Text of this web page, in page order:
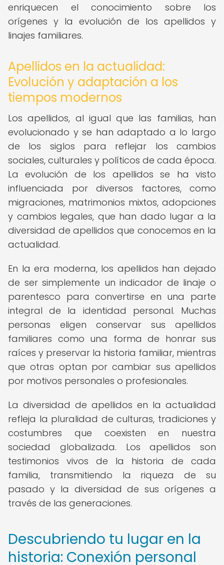
enriquecen el conocimiento sobre los
orígenes y la evolución de los apellidos y
linajes familiares.
Apellidos en la actualidad:
Evolución y adaptación a los
tiempos modernos
Los apellidos, al igual que las familias, han
evolucionado y se han adaptado a lo largo
de los siglos para reflejar los cambios
sociales, culturales y políticos de cada época.
La evolución de los apellidos se ha visto
influenciada por diversos factores, como
migraciones, matrimonios mixtos, adopciones
y cambios legales, que han dado lugar a la
diversidad de apellidos que conocemos en la
actualidad.
En la era moderna, los apellidos han dejado
de ser simplemente un indicador de linaje o
parentesco para convertirse en una parte
integral de la identidad personal. Muchas
personas eligen conservar sus apellidos
familiares como una forma de honrar sus
raíces y preservar la historia familiar, mientras
que otras optan por cambiar sus apellidos
por motivos personales o profesionales.
La diversidad de apellidos en la actualidad
refleja la pluralidad de culturas, tradiciones y
costumbres que coexisten en nuestra
sociedad globalizada. Los apellidos son
testimonios vivos de la historia de cada
familia, transmitiendo la riqueza de su
pasado y la diversidad de sus orígenes a
través de las generaciones.
Descubriendo tu lugar en la
historia: Conexión personal